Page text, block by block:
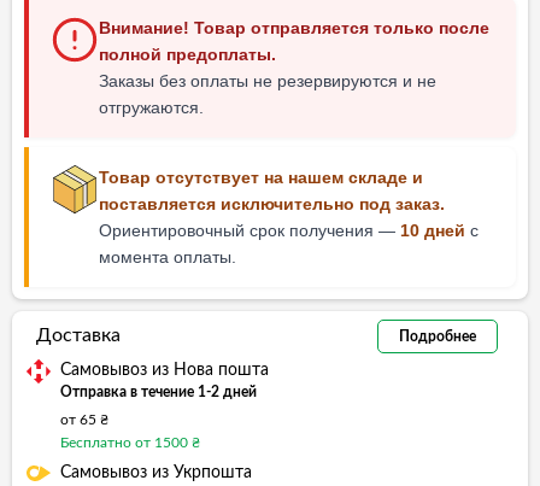
Внимание! Товар отправляется только после
полной предоплаты.
Заказы без оплаты не резервируются и не
отгружаются.
Товар отсутствует на нашем складе и
поставляется исключительно под заказ.
Ориентировочный срок получения — 10 дней с
момента оплаты.
Доставка Подробнее
Самовывоз из Нова пошта
Отправка в течение 1-2 дней
от 65 ₴
Бесплатно от 1500 ₴
Самовывоз из Укрпошта